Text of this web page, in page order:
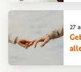
27